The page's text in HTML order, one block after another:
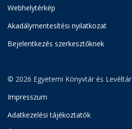
Webhelytérkép
Akadálymentesítési nyilatkozat
Bejelentkezés szerkesztőknek
© 2026 Egyetemi Könyvtár és Levéltár
Impresszum
Adatkezelési tájékoztatók